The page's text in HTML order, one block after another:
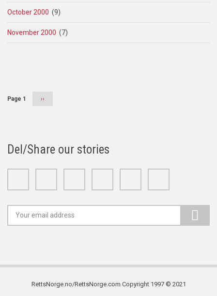
October 2000 (9)
November 2000 (7)
Page 1
Next
››
Del/Share our stories
RettsNorge.no/RettsNorge.com Copyright 1997 © 2021